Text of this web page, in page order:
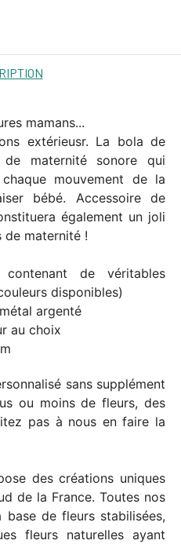
mamans...
extérieusr. La bola de
maternité sonore qui
mouvement de la
bébé. Accessoire de
également un joli
de maternité !
de véritables
disponibles)
argenté
au choix
sans supplément
ou moins de fleurs, des
pas à nous en faire la
des créations uniques
de la France. Toutes nos
de fleurs stabilisées,
fleurs naturelles ayant